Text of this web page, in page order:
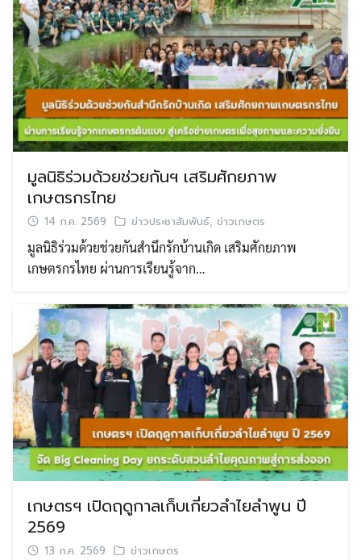
มูลนิธิร่วมด้วยช่วยกันฯ เสริมศักยภาพ
เกษตรกรไทย
14 ก.ค. 2569 ข่าวประชาสัมพันธ์, ข่าวเกษตร
มูลนิธิร่วมด้วยช่วยกันสำนึกรักบ้านเกิด เสริมศักยภาพ
เกษตรกรไทย ผ่านการเรียนรู้จาก…
เกษตรฯ เปิดฤดูกาลเก็บเกี่ยวลำไยลำพูน ปี
2569
13 ก.ค. 2569 ข่าวเกษตร